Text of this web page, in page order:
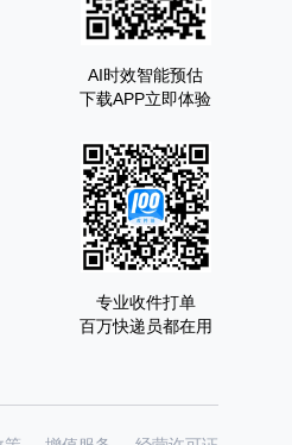
AI时效智能预估
下载APP立即体验
专业收件打单
百万快递员都在用